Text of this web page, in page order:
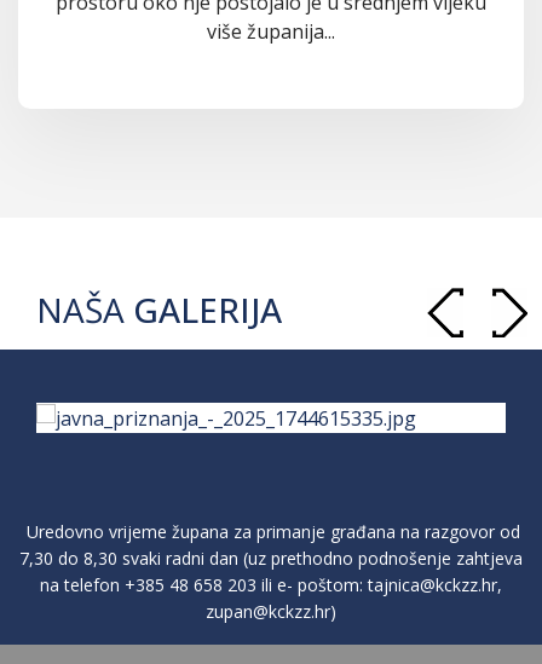
više županija...
NAŠA GALERIJA
Uredovno vrijeme župana za primanje građana na razgovor od
7,30 do 8,30 svaki radni dan (uz prethodno podnošenje zahtjeva
na telefon +385 48 658 203 ili e- poštom:tajnica@kckzz.hr,
zupan@kckzz.hr)